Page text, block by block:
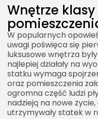
Wnętrze
W popularnych
uwagi poświęca się
luksusowe wnętrza
najlepiej działały na
statku wymaga
oraz pomieszczenia
ogromna część ludzi
nadzieją na nowe
utrzymywały statek w